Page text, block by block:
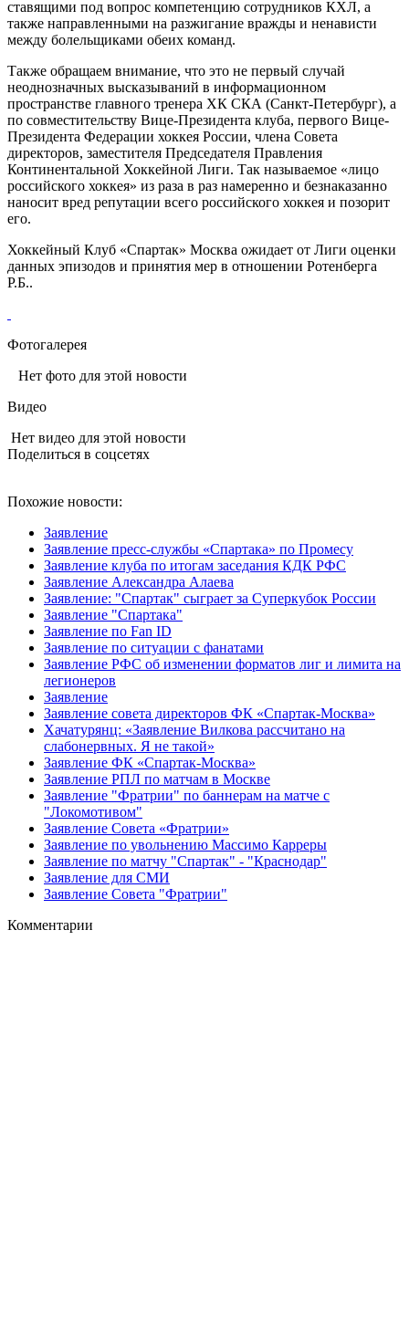
ставящими под вопрос компетенцию сотрудников КХЛ, а
также направленными на разжигание вражды и ненависти
между болельщиками обеих команд.
Также обращаем внимание, что это не первый случай
неоднозначных высказываний в информационном
пространстве главного тренера ХК СКА (Санкт-Петербург), а
по совместительству Вице-Президента клуба, первого Вице-
Президента Федерации хоккея России, члена Совета
директоров, заместителя Председателя Правления
Континентальной Хоккейной Лиги. Так называемое «лицо
российского хоккея» из раза в раз намеренно и безнаказанно
наносит вред репутации всего российского хоккея и позорит
его.
Хоккейный Клуб «Спартак» Москва ожидает от Лиги оценки
данных эпизодов и принятия мер в отношении Ротенберга
Р.Б..
Фотогалерея
Нет фото для этой новости
Видео
Нет видео для этой новости
Поделиться в соцсетях
Похожие новости:
Заявление
Заявление пресс-службы «Спартака» по Промесу
Заявление клуба по итогам заседания КДК РФС
Заявление Александра Алаева
Заявление: "Спартак" сыграет за Суперкубок России
Заявление "Спартака"
Заявление по Fan ID
Заявление по ситуации с фанатами
Заявление РФС об изменении форматов лиг и лимита на
легионеров
Заявление
Заявление совета директоров ФК «Спартак-Москва»
Хачатурянц: «Заявление Вилкова рассчитано на
слабонервных. Я не такой»
Заявление ФК «Спартак-Москва»
Заявление РПЛ по матчам в Москве
Заявление "Фратрии" по баннерам на матче с
"Локомотивом"
Заявление Совета «Фратрии»
Заявление по увольнению Массимо Карреры
Заявление по матчу "Спартак" - "Краснодар"
Заявление для СМИ
Заявление Совета "Фратрии"
Комментарии